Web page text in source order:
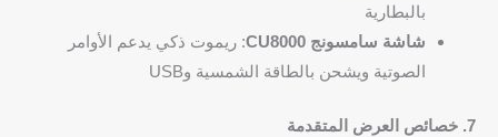
بالبطارية
شاشة سامسونج CU8000
: ريموت ذكي يدعم الأوامر
الصوتية ويشحن بالطاقة الشمسية وUSB
7. خصائص العرض المتقدمة